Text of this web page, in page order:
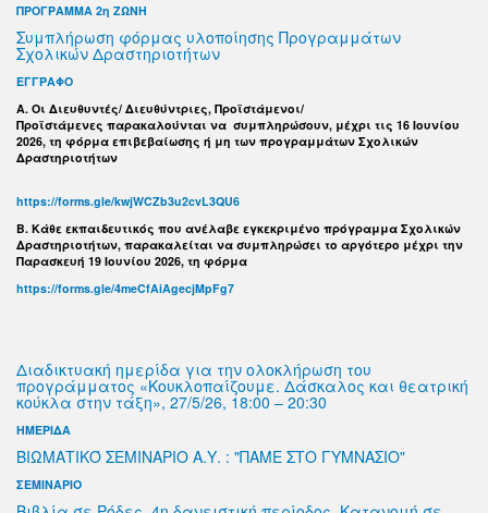
ΠΡΟΓΡΑΜΜΑ 2η ΖΩΝΗ
Συμπλήρωση φόρμας υλοποίησης Προγραμμάτων
Σχολικών Δραστηριοτήτων
ΕΓΓΡΑΦΟ
Α. Οι Διευθυντές/ Διευθύντριες, Προϊστάμενοι/
Προϊστάμενες παρακαλούνται να συμπληρώσουν, μέχρι τις 16 Ιουνίου
2026, τη φόρμα επιβεβαίωσης ή μη των προγραμμάτων Σχολικών
Δραστηριοτήτων
https://forms.gle/kwjWCZb3u2cvL3QU6
B. Κάθε εκπαιδευτικός που ανέλαβε εγκεκριμένο πρόγραμμα Σχολικών
Δραστηριοτήτων, παρακαλείται να συμπληρώσει το αργότερο μέχρι την
Παρασκευή 19 Ιουνίου 2026, τη φόρμα
https://forms.gle/4meCfAiAgecjMpFg7
Διαδικτυακή ημερίδα για την ολοκλήρωση του
προγράμματος «Κουκλοπαίζουμε. Δάσκαλος και θεατρική
κούκλα στην τάξη», 27/5/26, 18:00 – 20:30
ΗΜΕΡΙΔΑ
ΒΙΩΜΑΤΙΚΌ ΣΕΜΙΝΑΡΙΟ Α.Υ. : "ΠΑΜΕ ΣΤΟ ΓΥΜΝΑΣΙΟ"
ΣΕΜΙΝΑΡΙΟ